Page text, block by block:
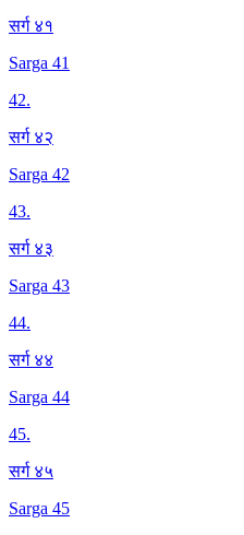
सर्ग ४१
Sarga 41
42.
सर्ग ४२
Sarga 42
43.
सर्ग ४३
Sarga 43
44.
सर्ग ४४
Sarga 44
45.
सर्ग ४५
Sarga 45